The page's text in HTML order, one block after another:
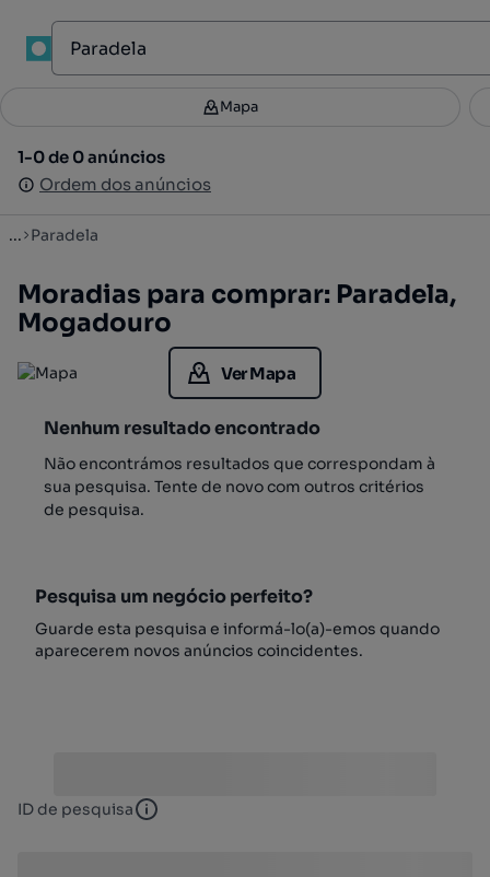
Filtros 2
1-0 de 0 anúncios
Ordem dos anúncios
Mapa
1-0 de 0 anúncios
Ordem dos anúncios
... Paradela
Moradias para comprar: Paradela,
Mogadouro
Ver Mapa
Nenhum resultado encontrado
Não encontrámos resultados que correspondam à
sua pesquisa. Tente de novo com outros critérios
de pesquisa.
Pesquisa um negócio perfeito?
Guarde esta pesquisa e informá-lo(a)-emos quando
aparecerem novos anúncios coincidentes.
ID de pesquisa ID de pesquisa